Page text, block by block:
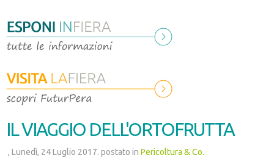
IL VIAGGIO DELL'ORTOFRUTTA
, Lunedì, 24 Luglio 2017. postato in Pericoltura & Co.
Convegni e incontri
Sponsor